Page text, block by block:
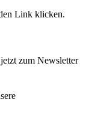
Link klicken.
zum Newsletter